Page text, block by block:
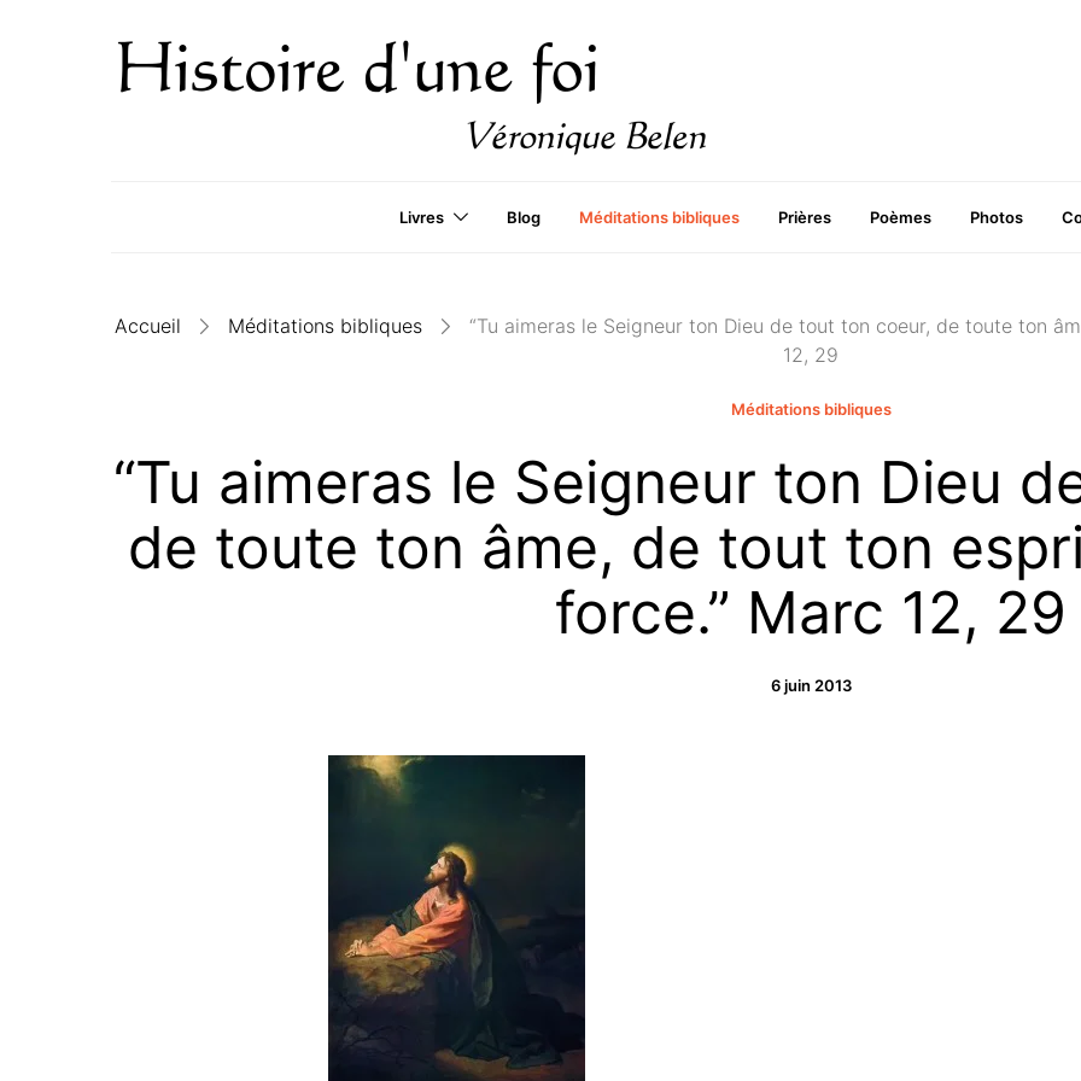
Livres Blog Méditations bibliques Prières Poèmes Photos
Accueil Méditations bibliques
“Tu aimeras le Seigneur ton Dieu de tout ton coeur, de toute ton
12, 29
Méditations bibliques
“Tu aimeras le Seigneur ton Dieu
de toute ton âme, de tout ton
force.” Marc 12, 29
6 juin 2013